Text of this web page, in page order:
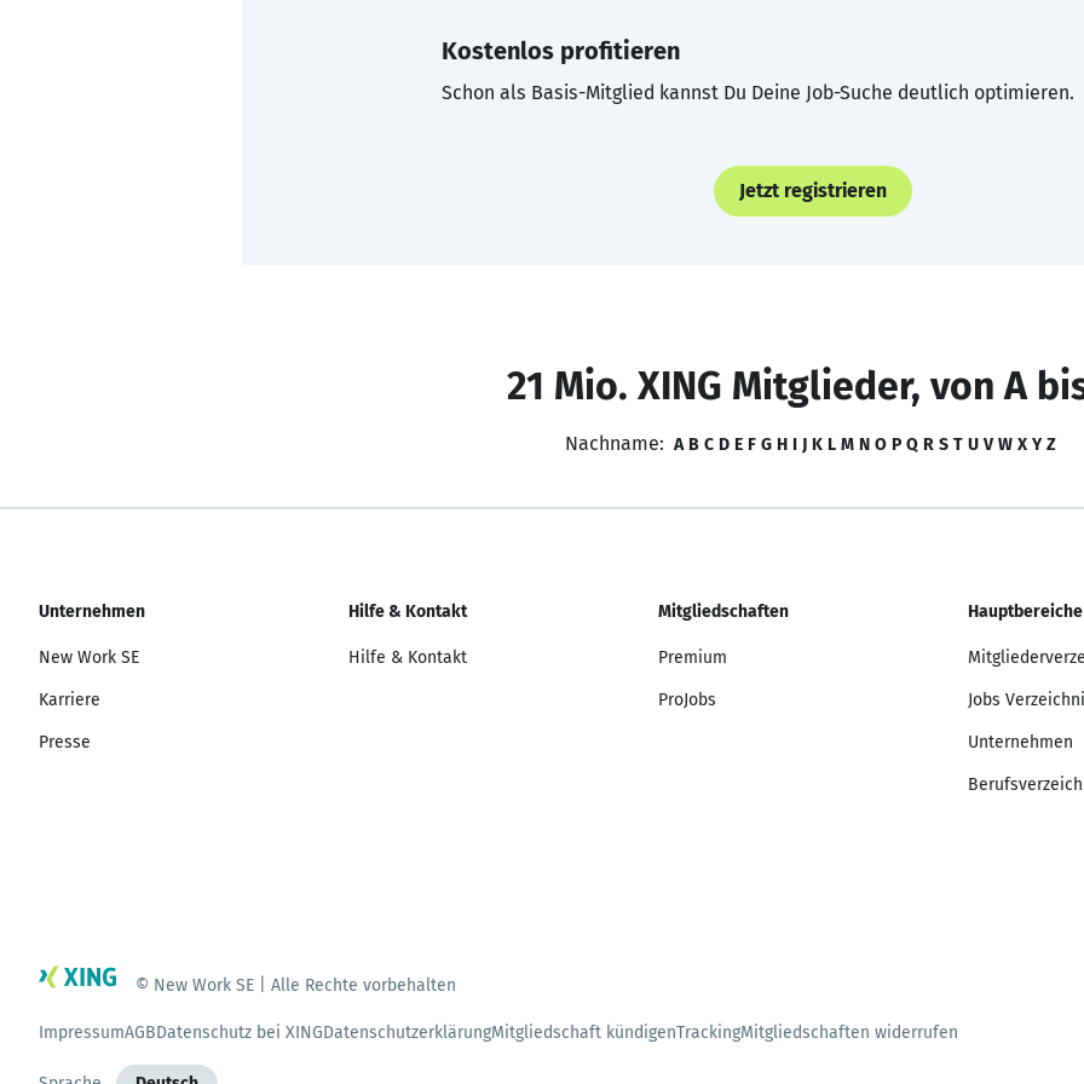
Kostenlos profitieren
Schon als Basis-Mitglied kannst Du Deine Job-Suche deutlich optimieren.
Jetzt registrieren
21 Mio. XING Mitglieder, von A
Nachname: A B C D E F G H I J K L M N O P Q R S T U V W X Y Z
Unternehmen
New Work SE
Karriere
Presse
Hilfe & Kontakt
Hilfe & Kontakt
Mitgliedschaften
Premium
ProJobs
Hauptbereiche
Jobs
Unternehmen
© New Work SE | Alle Rechte vorbehalten
ImpressumAGBDatenschutz bei XINGDatenschutzerklärungMitgliedschaft kündigenTrackingMitgliedschaften widerrufen